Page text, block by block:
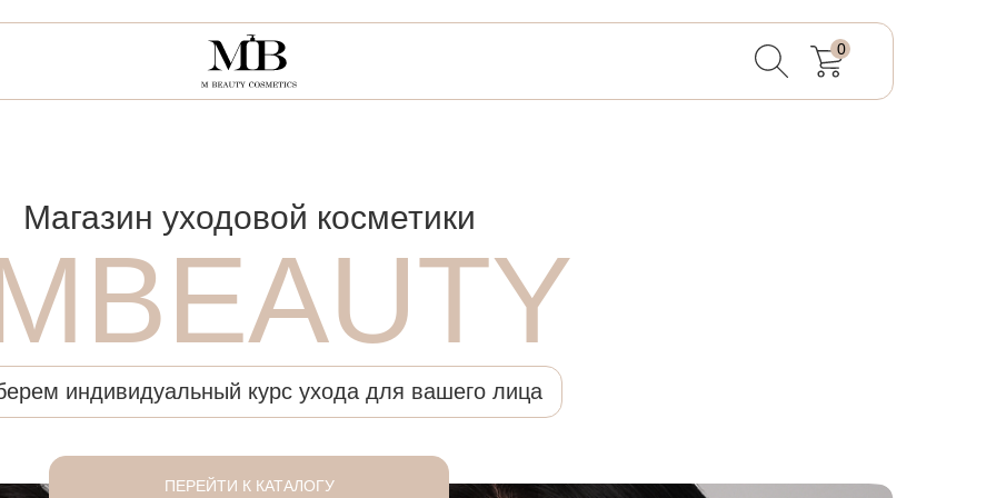
0
индивидуальный курс ухода для вашего лица
ПЕРЕЙТИ К КАТАЛОГУ
Магазин уходовой косметики